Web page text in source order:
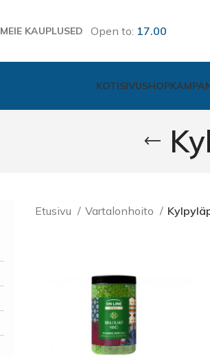
MEIE KAUPLUSED Open to: 17.00
KOTISIVUSHOP
Etusivu Vartalonhoito